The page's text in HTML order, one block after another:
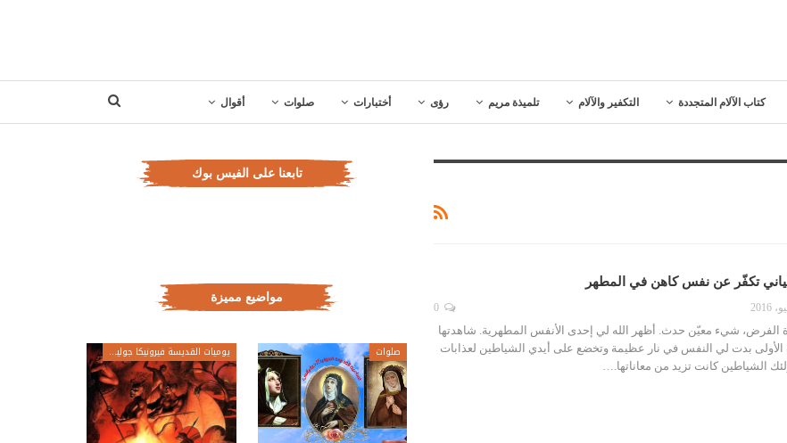
كتاب الآلام المتجددة التكفير والآلام تلميذة مريم رؤى أختبارات صلوات أقوال
تكفّر عن نفس كاهن في المطهر
الفرض، شيء معيّن حدث. أظهر الله لي إحدى الأنفس المطهرية. شاهدتها
بدت لي النفس في نار عظيمة وتخضع على أيدي الشياطين لعذابات
الشياطين كانت تزيد من معاناتها.…
تابعنا على الفيس بوك
مواضيع مميزة
صلوات يوميات القديسة فيرونيكا جولياني